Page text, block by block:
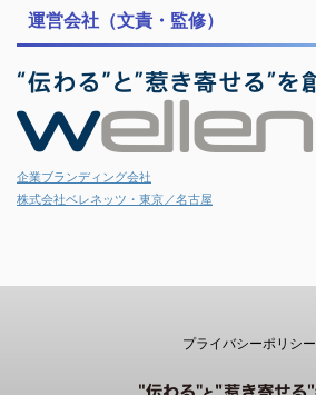
運営会社（文責・監修）
企業ブランディング会社
株式会社ベレネッツ・東京／名古屋
プライバシーポリシー